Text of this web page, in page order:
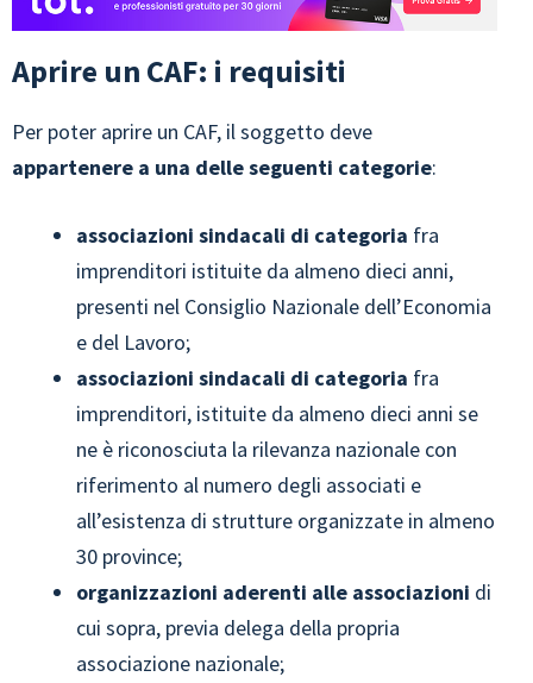
Aprire un CAF: i requisiti
Per poter aprire un CAF, il soggetto deve
appartenere a una delle seguenti categorie:
associazioni sindacali di categoria fra
imprenditori istituite da almeno dieci anni,
presenti nel Consiglio Nazionale dell’Economia
e del Lavoro;
associazioni sindacali di categoria fra
imprenditori, istituite da almeno dieci anni se
ne è riconosciuta la rilevanza nazionale con
riferimento al numero degli associati e
all’esistenza di strutture organizzate in almeno
30 province;
organizzazioni aderenti alle associazioni di
cui sopra, previa delega della propria
associazione nazionale;